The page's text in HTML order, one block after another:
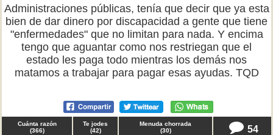
Administraciones públicas, tenía que decir que ya esta
bien de dar dinero por discapacidad a gente que tiene
"enfermedades" que no limitan para nada. Y encima
tengo que aguantar como nos restriegan que el
estado les paga todo mientras los demás nos
matamos a trabajar para pagar esas ayudas. TQD
Cuánta razón
(366)
Te jodes
(42)
Menuda chorrada
(30) 54